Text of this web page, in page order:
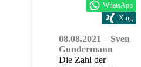
WhatsApp
Xing
08.08.2021 – Sven
Gundermann
Die Zahl der